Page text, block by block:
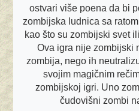
ostvari više poena da bi
zombijska ludnica sa
kao što su zombijski svet
Ova igra nije zombijski
zombija, nego ih
svojim magičnim
zombijskoj igri. Uno
čudovišni zombi